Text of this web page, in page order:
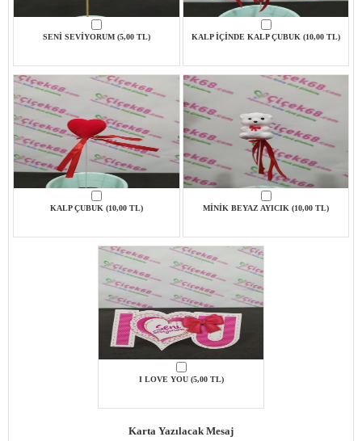
SENİ SEVİYORUM (5,00 TL) KALP İÇİNDE KALP ÇUBUK (10,00 TL)
KALP ÇUBUK (10,00 TL) MİNİK BEYAZ AYICIK (10,00 TL)
I LOVE YOU (5,00 TL)
Karta Yazılacak Mesaj